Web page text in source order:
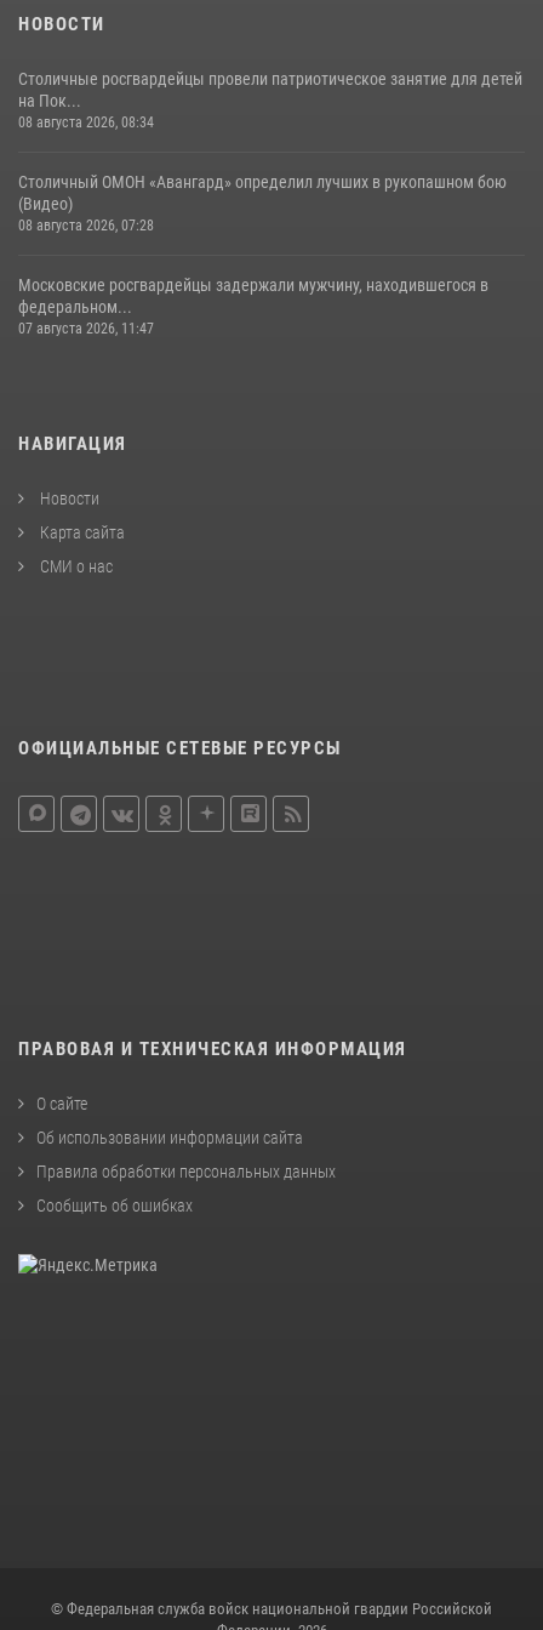
НОВОСТИ
Столичные росгвардейцы провели патриотическое занятие для детей
на Пок...
08 августа 2026, 08:34
Столичный ОМОН «Авангард» определил лучших в рукопашном бою
(Видео)
08 августа 2026, 07:28
Московские росгвардейцы задержали мужчину, находившегося в
федеральном...
07 августа 2026, 11:47
НАВИГАЦИЯ
Новости
Карта сайта
СМИ о нас
ОФИЦИАЛЬНЫЕ СЕТЕВЫЕ РЕСУРСЫ
ПРАВОВАЯ И ТЕХНИЧЕСКАЯ ИНФОРМАЦИЯ
О сайте
Об использовании информации сайта
Правила обработки персональных данных
Сообщить об ошибках
© Федеральная служба войск национальной гвардии Российской